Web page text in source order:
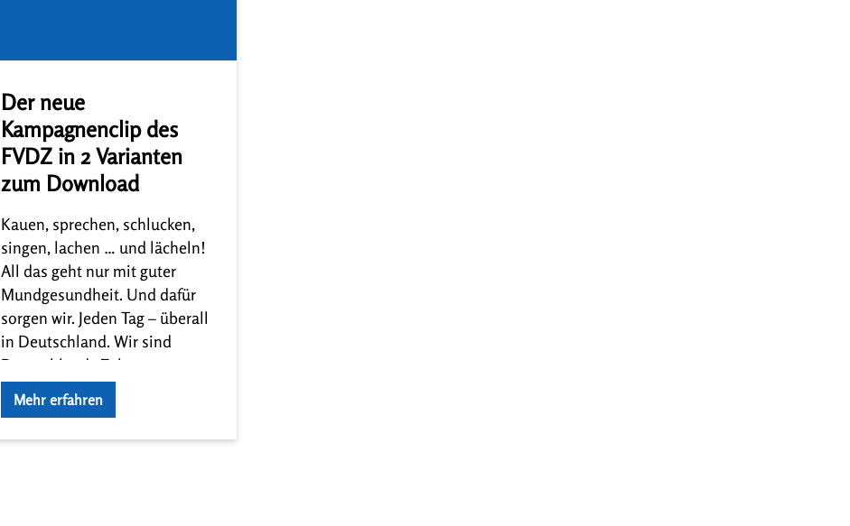
Der neue
Kampagnenclip des
FVDZ in 2 Varianten
zum Download
Kauen, sprechen, schlucken,
singen, lachen … und lächeln!
All das geht nur mit guter
Mundgesundheit. Und dafür
sorgen wir. Jeden Tag – überall
in Deutschland. Wir sind
Deutschlands Zahnarztpraxen.
Und wir kämpfen dafür, dass
trotz politischer Hürden im
Gesundheitssystem die gute
Mehr erfahren